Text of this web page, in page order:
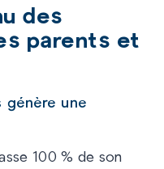
des
parents et
génère une
100 % de son